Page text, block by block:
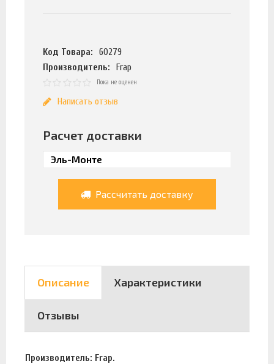
Код Товара:
60279
Производитель:
Frap
Пока не оценен
Написать отзыв
Расчет доставки
Рассчитать доставку
Описание Характеристики
Отзывы
Производитель: Frap.